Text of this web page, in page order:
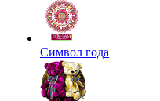
Символ года